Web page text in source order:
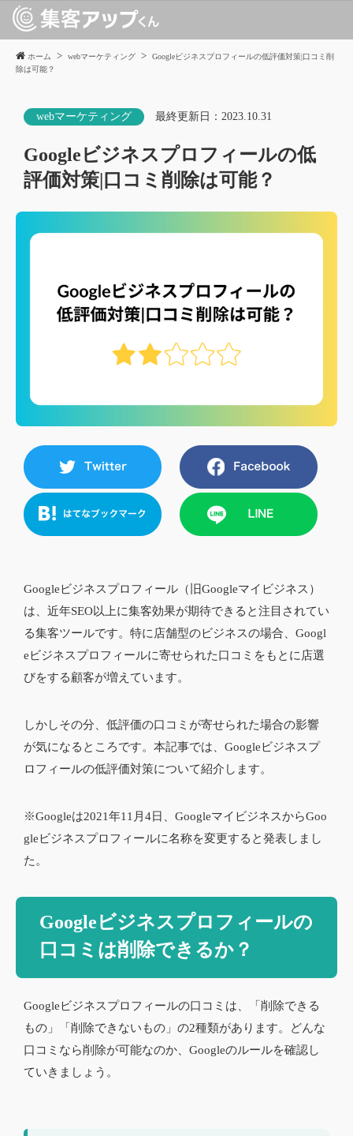
ホーム webマーケティング
Googleビジネスプロフィールの低評価対策|口コミ削
除は可能？
webマーケティング 最終更新日： 2023.10.31
Googleビジネスプロフィールの低
評価対策|口コミ削除は可能？
Googleビジネスプロフィール（旧Googleマイビジネス）
は、近年SEO以上に集客効果が期待できると注目されてい
る集客ツールです。特に店舗型のビジネスの場合、Googl
eビジネスプロフィールに寄せられた口コミをもとに店選
びをする顧客が増えています。
しかしその分、低評価の口コミが寄せられた場合の影響
が気になるところです。本記事では、Googleビジネスプ
ロフィールの低評価対策について紹介します。
※Googleは2021年11月4日、GoogleマイビジネスからGoo
gleビジネスプロフィールに名称を変更すると発表しまし
た。
Googleビジネスプロフィールの
口コミは削除できるか？
Googleビジネスプロフィールの口コミは、「削除できる
もの」「削除できないもの」の2種類があります。どんな
口コミなら削除が可能なのか、Googleのルールを確認し
ていきましょう。